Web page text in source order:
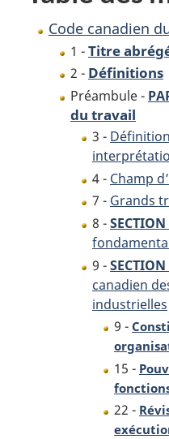
Code canadien
1 -Titre
2 - Définitions
Préambule -
du travail
3 -
4 - Champ
7 - Grands
8 -
9 -
canadien
industrielles
9 -
15 -
22 -